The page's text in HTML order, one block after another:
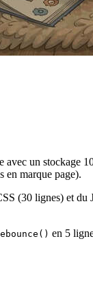
un stockage
en marque page).
(30 lignes) et
en 5